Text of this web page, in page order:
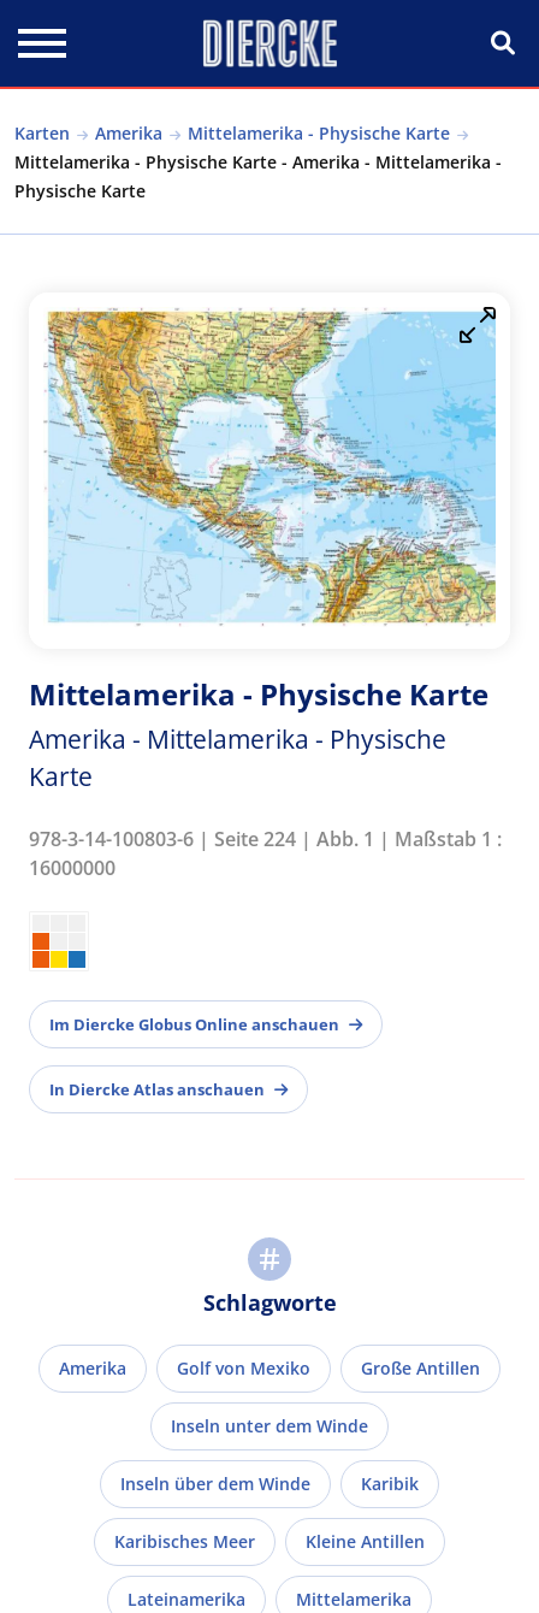
Karten Amerika
Mittelamerika - Physische Karte
Mittelamerika - Physische Karte - Amerika - Mittelamerika -
Physische Karte
Mittelamerika - Physische Karte
Amerika - Mittelamerika - Physische
Karte
978-3-14-100803-6 | Seite 224 | Abb. 1 | Maßstab 1 :
16000000
Im Diercke Globus Online anschauen
In Diercke Atlas anschauen
Schlagworte
Amerika Golf von Mexiko Große Antillen
Inseln unter dem Winde
Inseln über dem Winde Karibik
Karibisches Meer Kleine Antillen
Lateinamerika Mittelamerika